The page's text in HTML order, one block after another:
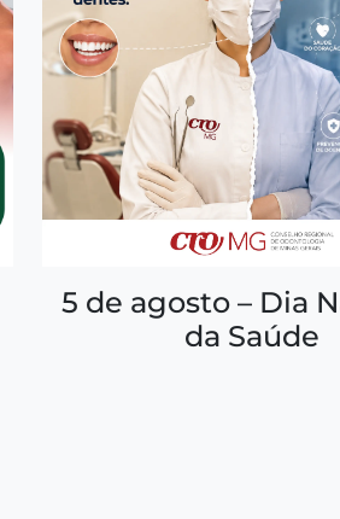
5 de agosto – Dia
da Saúde